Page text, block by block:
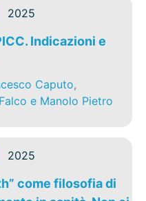
2025
Indicazioni e
Caputo,
e Manolo Pietro
2025
come filosofia di